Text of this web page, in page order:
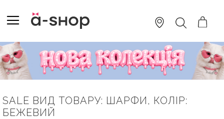
TO
CONTENT
ПОШУК
SALE ВИД ТОВАРУ: ШАРФИ, КОЛІР:
БЕЖЕВИЙ